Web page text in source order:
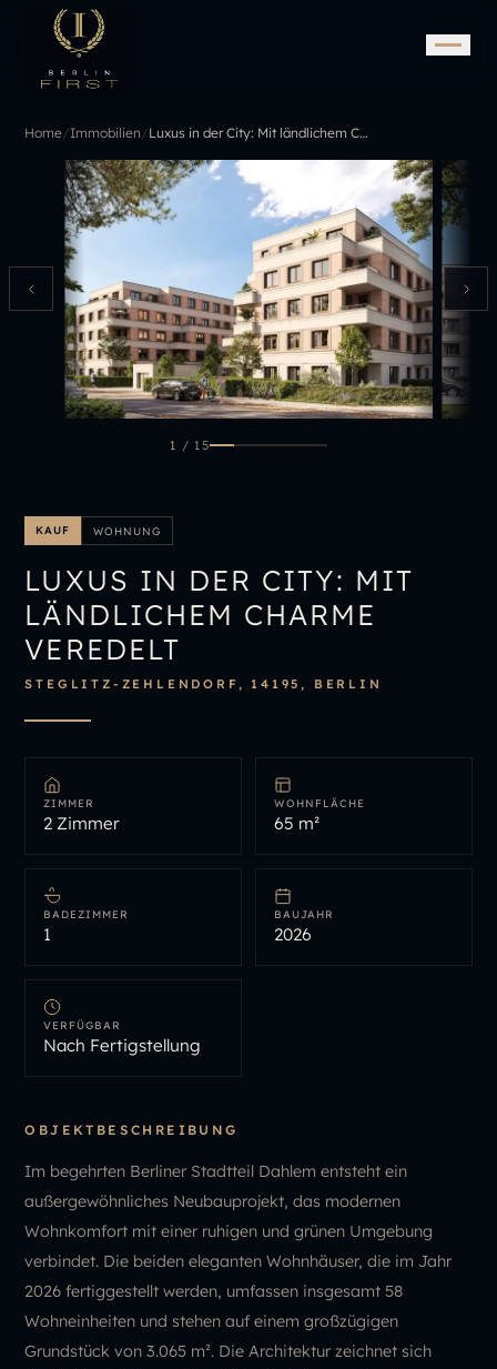
IMMOBILIE BEWERTEN
Home/Immobilien/ Luxus in der City: Mit ländlichem Charme veredelt
1 / 15
KAUF WOHNUNG
LUXUS IN DER CITY: MIT
LÄNDLICHEM CHARME
VEREDELT
STEGLITZ-ZEHLENDORF, 14195, BERLIN
ZIMMER
2 Zimmer
WOHNFLÄCHE
65 m²
BADEZIMMER
1
BAUJAHR
2026
VERFÜGBAR
Nach Fertigstellung
OBJEKTBESCHREIBUNG
Im begehrten Berliner Stadtteil Dahlem entsteht ein
außergewöhnliches Neubauprojekt, das modernen
Wohnkomfort mit einer ruhigen und grünen Umgebung
verbindet. Die beiden eleganten Wohnhäuser, die im Jahr
2026 fertiggestellt werden, umfassen insgesamt 58
Wohneinheiten und stehen auf einem großzügigen
Grundstück von 3.065 m². Die Architektur zeichnet sich